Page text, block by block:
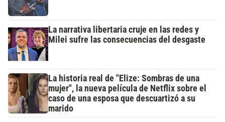
La narrativa libertaria cruje en las redes y
Milei sufre las consecuencias del desgaste
La historia real de "Elize: Sombras de una
mujer", la nueva película de Netflix sobre el
caso de una esposa que descuartizó a su
marido